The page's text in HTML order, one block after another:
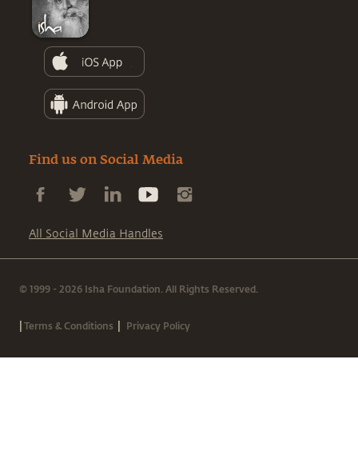
Find us on Social Media
All Social Media Handles
© 1999 - 2026 Isha Foundation. All Rights Reserved.
|Terms & Conditions | Privacy Policy